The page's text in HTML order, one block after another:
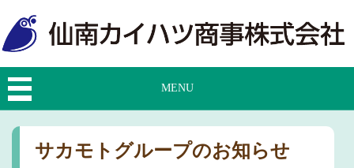
MENU
サカモトグループのお知らせ